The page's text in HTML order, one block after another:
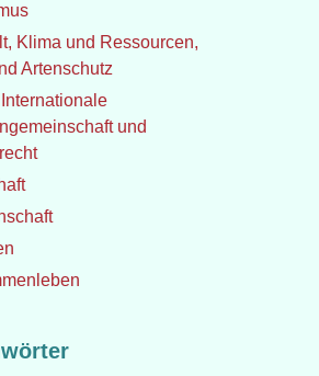
Klima und Ressourcen,
Artenschutz
und